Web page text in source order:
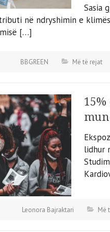
Sasia
në ndryshimin e
[…]
BBGREEN Më të rejat
lidhur
Leonora Bajraktari Më